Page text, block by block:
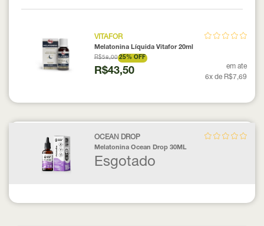
VITAFOR
Melatonina Líquida Vitafor 20ml
R$58,00 25% OFF
R$43,50
em ate
6x de R$7,69
OCEAN DROP
Melatonina Ocean Drop 30ML
Esgotado